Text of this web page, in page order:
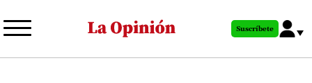
al
principal
Suscríbete